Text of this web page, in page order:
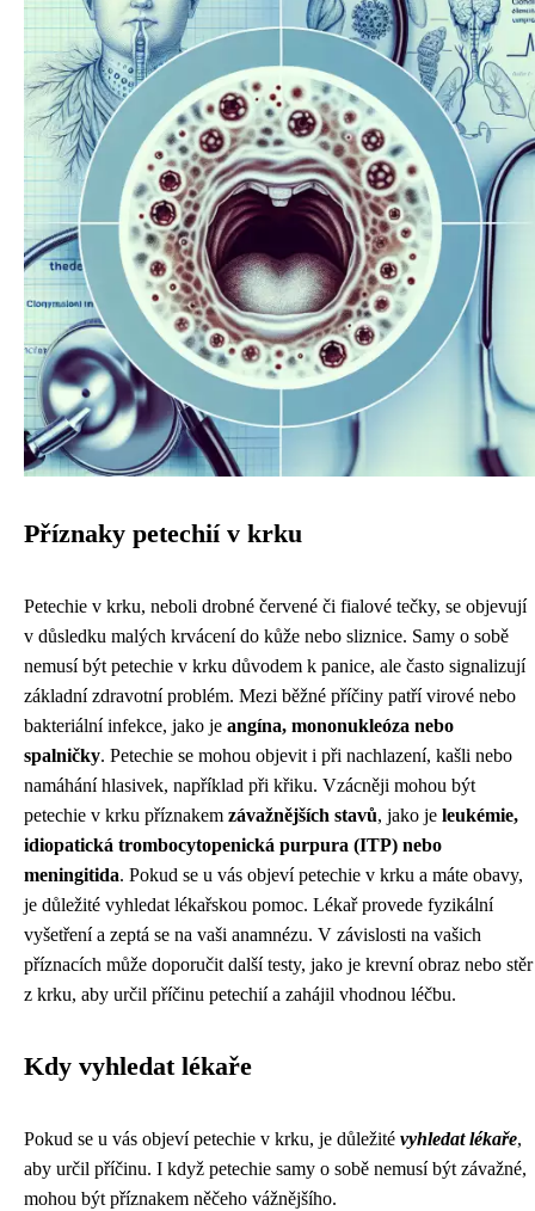
Příznaky petechií v krku
Petechie v krku, neboli drobné červené či fialové tečky, se objevují
v důsledku malých krvácení do kůže nebo sliznice. Samy o sobě
nemusí být petechie v krku důvodem k panice, ale často signalizují
základní zdravotní problém. Mezi běžné příčiny patří virové nebo
bakteriální infekce, jako je angína, mononukleóza nebo
spalničky. Petechie se mohou objevit i při nachlazení, kašli nebo
namáhání hlasivek, například při křiku. Vzácněji mohou být
petechie v krku příznakem závažnějších stavů, jako je leukémie,
idiopatická trombocytopenická purpura (ITP) nebo
meningitida. Pokud se u vás objeví petechie v krku a máte obavy,
je důležité vyhledat lékařskou pomoc. Lékař provede fyzikální
vyšetření a zeptá se na vaši anamnézu. V závislosti na vašich
příznacích může doporučit další testy, jako je krevní obraz nebo stěr
z krku, aby určil příčinu petechií a zahájil vhodnou léčbu.
Kdy vyhledat lékaře
Pokud se u vás objeví petechie v krku, je důležité vyhledat lékaře,
aby určil příčinu. I když petechie samy o sobě nemusí být závažné,
mohou být příznakem něčeho vážnějšího.